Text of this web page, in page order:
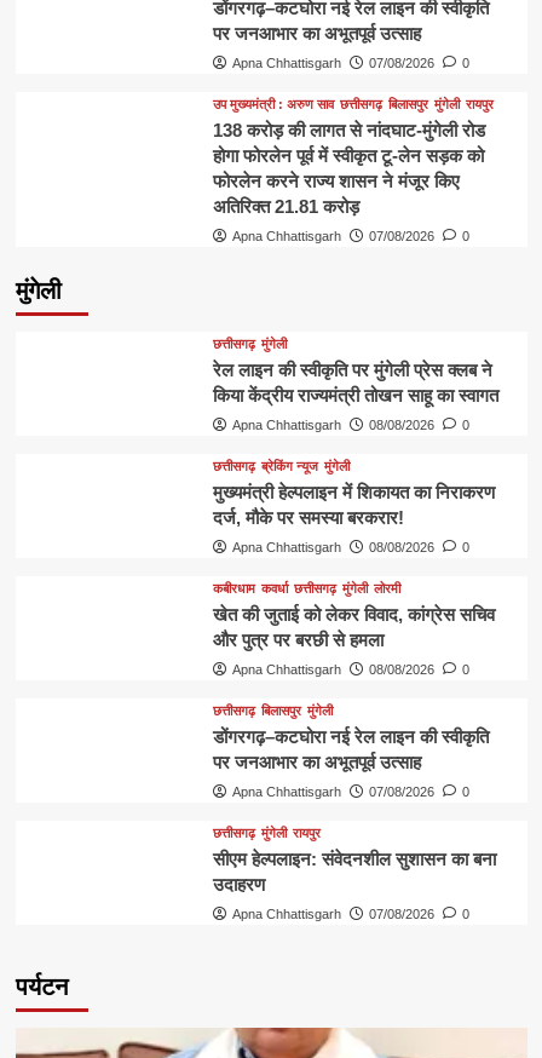
डोंगरगढ़–कटघोरा नई रेल लाइन की स्वीकृति
पर जनआभार का अभूतपूर्व उत्साह
Apna Chhattisgarh 07/08/2026 0
उप मुख्यमंत्री : अरुण साव छत्तीसगढ़ बिलासपुर मुंगेली रायपुर
138 करोड़ की लागत से नांदघाट-मुंगेली रोड
होगा फोरलेन पूर्व में स्वीकृत टू-लेन सड़क को
फोरलेन करने राज्य शासन ने मंजूर किए
अतिरिक्त 21.81 करोड़
Apna Chhattisgarh 07/08/2026 0
मुंगेली
छत्तीसगढ़ मुंगेली
रेल लाइन की स्वीकृति पर मुंगेली प्रेस क्लब ने
किया केंद्रीय राज्यमंत्री तोखन साहू का स्वागत
Apna Chhattisgarh 08/08/2026 0
छत्तीसगढ़ ब्रेकिंग न्यूज मुंगेली
मुख्यमंत्री हेल्पलाइन में शिकायत का निराकरण
दर्ज, मौके पर समस्या बरकरार!
Apna Chhattisgarh 08/08/2026 0
कबीरधाम कवर्धा छत्तीसगढ़ मुंगेली लोरमी
खेत की जुताई को लेकर विवाद, कांग्रेस सचिव
और पुत्र पर बरछी से हमला
Apna Chhattisgarh 08/08/2026 0
छत्तीसगढ़ बिलासपुर मुंगेली
डोंगरगढ़–कटघोरा नई रेल लाइन की स्वीकृति
पर जनआभार का अभूतपूर्व उत्साह
Apna Chhattisgarh 07/08/2026 0
छत्तीसगढ़ मुंगेली रायपुर
सीएम हेल्पलाइन: संवेदनशील सुशासन का बना
उदाहरण
Apna Chhattisgarh 07/08/2026 0
पर्यटन